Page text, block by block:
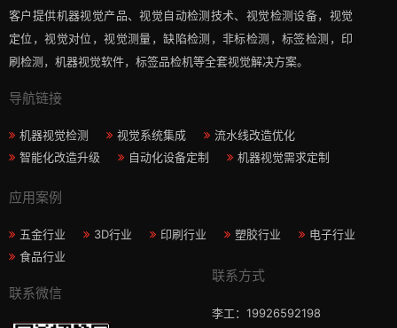
客户提供机器视觉产品、视觉自动检测技术、视觉检测设备，视觉
定位，视觉对位，视觉测量，缺陷检测，非标检测，标签检测，印
刷检测，机器视觉软件，标签品检机等​全套视觉解决方案​。
导航链接
机器视觉检测 视觉系统集成
流水线改造优化
智能化改造升级
自动化设备定制 机器视觉需求定制
应用案例
五金行业 3D行业 印刷行业 塑胶行业
电子行业
食品行业
联系微信
联系方式
李工：19926592198